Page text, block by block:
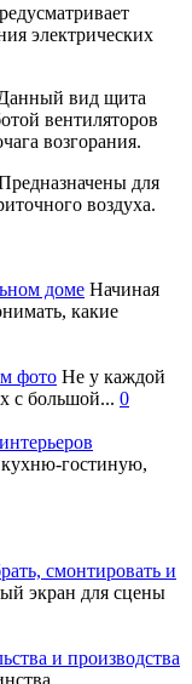
электрических
вид щита
вентиляторов
возгорания.
для
воздуха.
доме Начиная
какие
фото Не у каждой
с большой... 0
гостиную,
смонтировать и
экран для сцены
и производства